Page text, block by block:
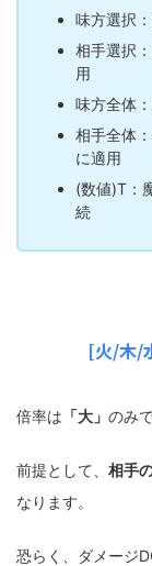
味方選択
相手選択
用
味方全体
相手全体
に適用
(数値)T：
続
[火/木/
倍率は 「大」 のみで
前提として、 相手
なります。
恐らく、ダメージ